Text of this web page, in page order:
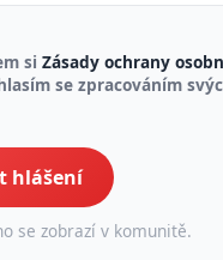
si Zásady ochrany
se zpracováním
hlášení
se zobrazí v komunitě.